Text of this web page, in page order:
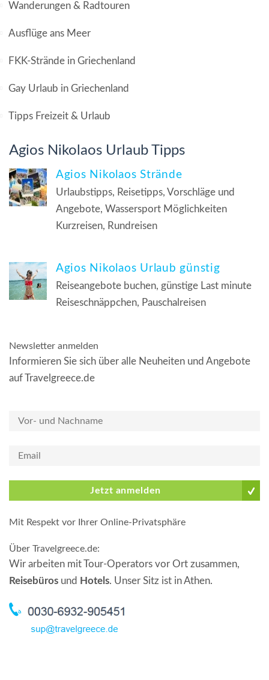
Wanderungen & Radtouren
Ausflüge ans Meer
FKK-Strände in Griechenland
Gay Urlaub in Griechenland
Tipps Freizeit & Urlaub
Agios Nikolaos Urlaub Tipps
Agios Nikolaos Strände
Urlaubstipps, Reisetipps, Vorschläge und
Angebote, Wassersport Möglichkeiten
Kurzreisen, Rundreisen
Agios Nikolaos Urlaub günstig
Reiseangebote buchen, günstige Last minute
Reiseschnäppchen, Pauschalreisen
Newsletter anmelden
Informieren Sie sich über alle Neuheiten und Angebote
auf Travelgreece.de
Jetzt anmelden
Mit Respekt vor Ihrer Online-Privatsphäre
Über Travelgreece.de:
Wir arbeiten mit Tour-Operators vor Ort zusammen,
Reisebüros und Hotels. Unser Sitz ist in Athen.